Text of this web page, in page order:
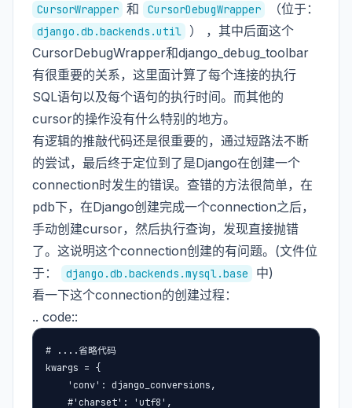
CursorWrapper 和 CursorDebugWrapper （位于：
django.db.backends.util
） ，其中后面这个
CursorDebugWrapper和django_debug_toolbar
有很重要的关系，这里面计算了每个连接的执行
SQL语句以及每个语句的执行时间。而其他的
cursor的操作没有什么特别的地方。
有逻辑的推敲代码还是很重要的，通过短路法不断
的尝试，最后终于定位到了是Django在创建一个
connection时发生的错误。查错的方法很简单，在
pdb下，在Django创建完成一个connection之后，
手动创建cursor，然后执行查询，发现直接抛错
了。这说明这个connection创建的有问题。(文件位
于：
django.db.backends.mysql.base
中)
看一下这个connection的创建过程：
.. code::
# ....省略代码
kwargs = {
    'conv': django_conversions,
    #'charset': 'utf8',